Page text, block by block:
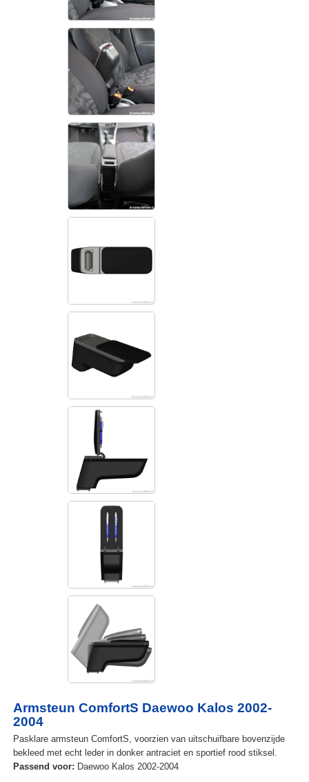
Armsteun ComfortS Daewoo Kalos 2002-
2004
Pasklare armsteun ComfortS, voorzien van uitschuifbare bovenzijde
bekleed met echt leder in donker antraciet en sportief rood stiksel.
Passend voor: Daewoo Kalos 2002-2004